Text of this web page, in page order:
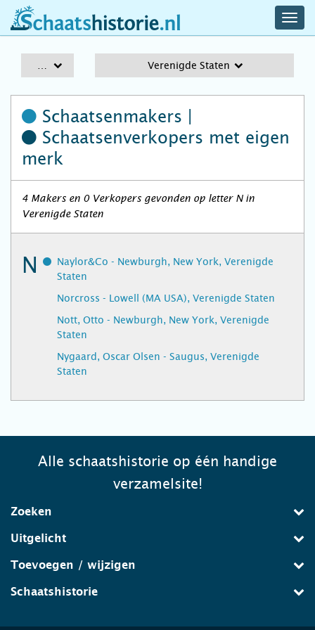
schaatshistorie.nl
Verenigde Staten
Schaatsenmakers |
Schaatsenverkopers met eigen
merk
4 Makers en 0 Verkopers gevonden op letter N in
Verenigde Staten
N
Naylor&Co - Newburgh, New York, Verenigde
Staten
Norcross - Lowell (MA USA), Verenigde Staten
Nott, Otto - Newburgh, New York, Verenigde
Staten
Nygaard, Oscar Olsen - Saugus, Verenigde
Staten
Alle schaatshistorie op één handige
verzamelsite!
Zoeken
Uitgelicht
Toevoegen / wijzigen
Schaatshistorie